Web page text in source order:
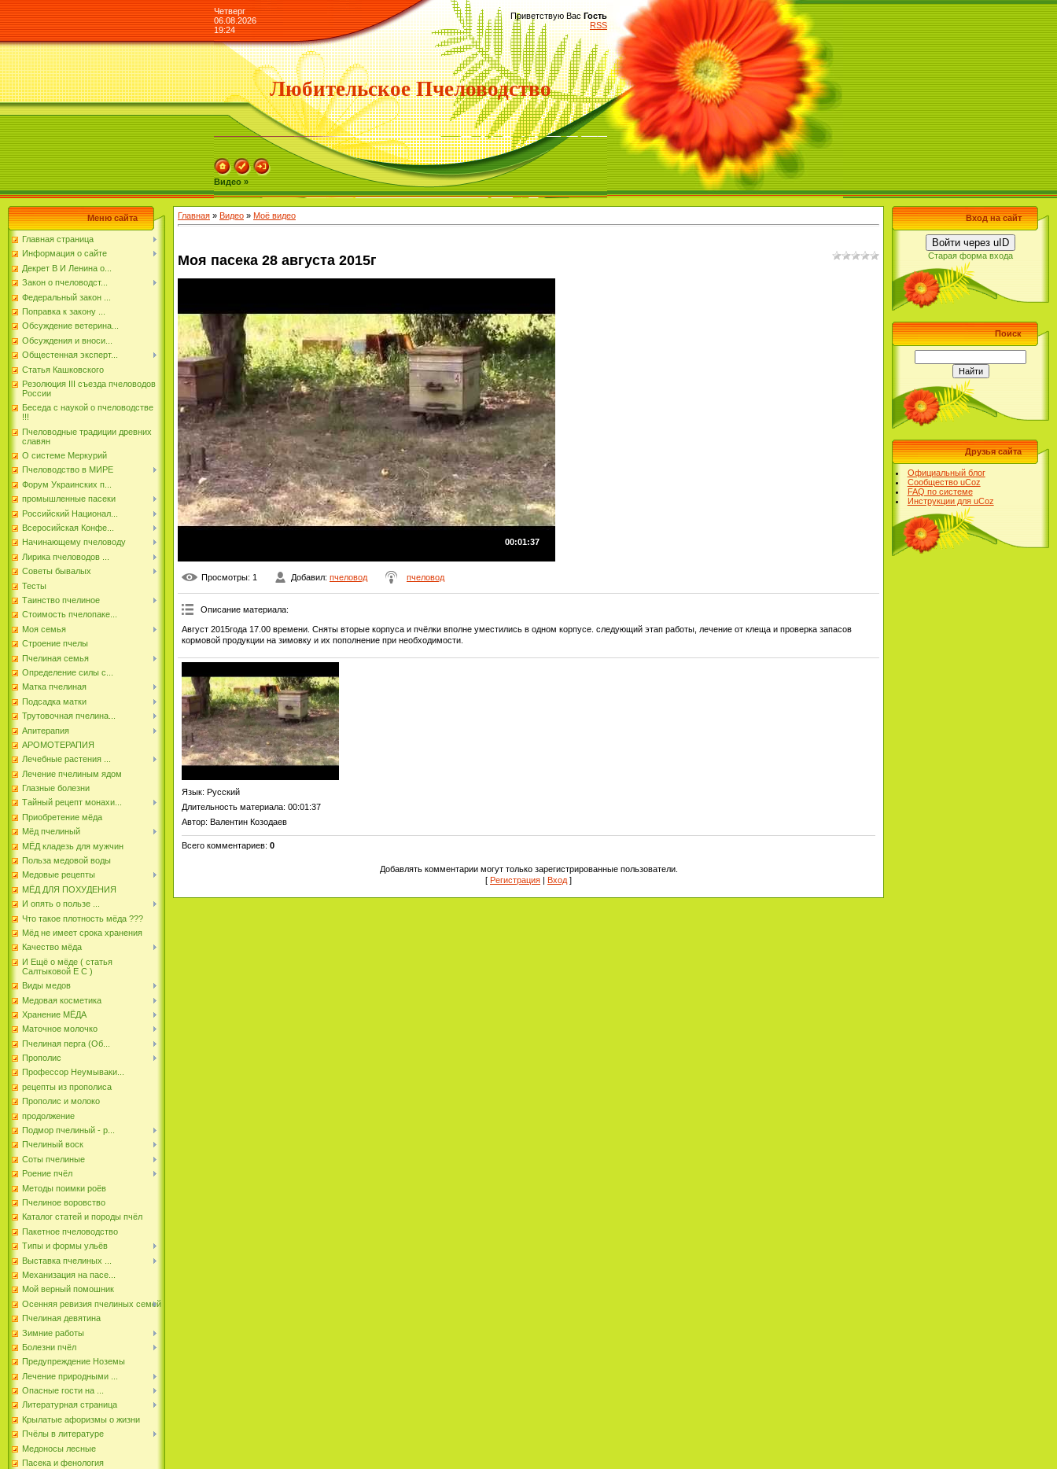
Четверг
06.08.2026
19:24
Приветствую Вас Гость
RSS
Любительское Пчеловодство
Видео »
Меню сайта
Главная страница
Информация о сайте
Декрет В И Ленина о...
Закон о пчеловодст...
Федеральный закон ...
Поправка к закону ...
Обсуждение ветерина...
Обсуждения и вноси...
Общестенная эксперт...
Статья Кашковского
Резолюция III съезда пчеловодов
России
Беседа с наукой о пчеловодстве
!!!
Пчеловодные традиции древних
славян
О системе Меркурий
Пчеловодство в МИРЕ
Форум Украинских п...
промышленные пасеки
Российский Национал...
Всеросийская Конфе...
Начинающему пчеловоду
Лирика пчеловодов ...
Советы бывалых
Тесты
Таинство пчелиное
Стоимость пчелопаке...
Моя семья
Строение пчелы
Пчелиная семья
Определение силы с...
Матка пчелиная
Подсадка матки
Трутовочная пчелина...
Апитерапия
АРОМОТЕРАПИЯ
Лечебные растения ...
Лечение пчелиным ядом
Глазные болезни
Тайный рецепт монахи...
Приобретение мёда
Мёд пчелиный
МЁД кладезь для мужчин
Польза медовой воды
Медовые рецепты
МЁД ДЛЯ ПОХУДЕНИЯ
И опять о пользе ...
Что такое плотность мёда ???
Мёд не имеет срока хранения
Качество мёда
И Ещё о мёде ( статья
Салтыковой Е С )
Виды медов
Медовая косметика
Хранение МЁДА
Маточное молочко
Пчелиная перга (Об...
Прополис
Профессор Неумываки...
рецепты из прополиса
Прополис и молоко
продолжение
Подмор пчелиный - р...
Пчелиный воск
Соты пчелиные
Роение пчёл
Методы поимки роёв
Пчелиное воровство
Каталог статей и породы пчёл
Пакетное пчеловодство
Типы и формы ульёв
Выставка пчелиных ...
Механизация на пасе...
Мой верный помошник
Осенняя ревизия пчелиных семей
Пчелиная девятина
Зимние работы
Болезни пчёл
Предупреждение Ноземы
Лечение природными ...
Опасные гости на ...
Литературная страница
Крылатые афоризмы о жизни
Пчёлы в литературе
Медоносы лесные
Пасека и фенология
Главная » Видео » Моё видео
Моя пасека 28 августа 2015г
00:01:37
Просмотры: 1 Добавил: пчеловод пчеловод
Описание материала:
Август 2015года 17.00 времени. Сняты вторые корпуса и пчёлки вполне уместились в одном корпусе. следующий этап работы, лечение от клеща и проверка запасов
кормовой продукции на зимовку и их пополнение при необходимости.
Язык: Русский
Длительность материала: 00:01:37
Автор: Валентин Козодаев
Всего комментариев: 0
Добавлять комментарии могут только зарегистрированные пользователи.
[ Регистрация | Вход ]
Вход на сайт
Войти через uID
Старая форма входа
Поиск
Друзья сайта
Официальный блог
Сообщество uCoz
FAQ по системе
Инструкции для uCoz